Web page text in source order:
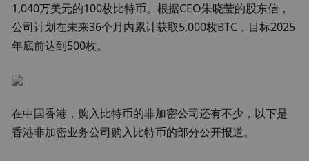
1,040万美元的100枚比特币。根据CEO朱晓莹的股东信，
公司计划在未来36个月内累计获取5,000枚BTC，目标2025
年底前达到500枚。
在中国香港，购入比特币的非加密公司还有不少，以下是
香港非加密业务公司购入比特币的部分公开报道。